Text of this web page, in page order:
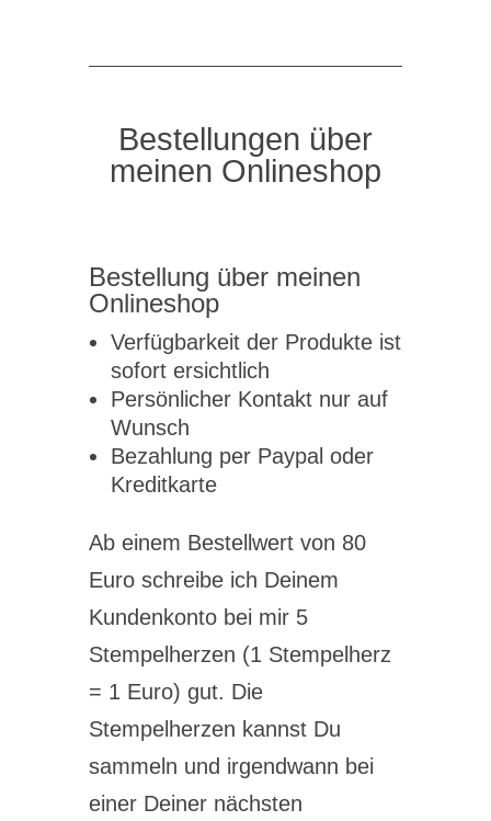
Bestellungen über
meinen Onlineshop
Bestellung über meinen
Onlineshop
Verfügbarkeit der Produkte ist
sofort ersichtlich
Persönlicher Kontakt nur auf
Wunsch
Bezahlung per Paypal oder
Kreditkarte
Ab einem Bestellwert von 80
Euro schreibe ich Deinem
Kundenkonto bei mir 5
Stempelherzen (1 Stempelherz
= 1 Euro) gut. Die
Stempelherzen kannst Du
sammeln und irgendwann bei
einer Deiner nächsten